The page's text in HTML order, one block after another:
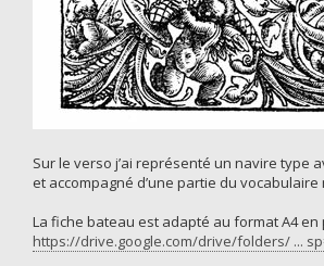
Sur le verso j’ai représenté un navire type
et accompagné d’une partie du
La fiche bateau est adapté au format A4
https://drive.google.com/drive/folders/ ...